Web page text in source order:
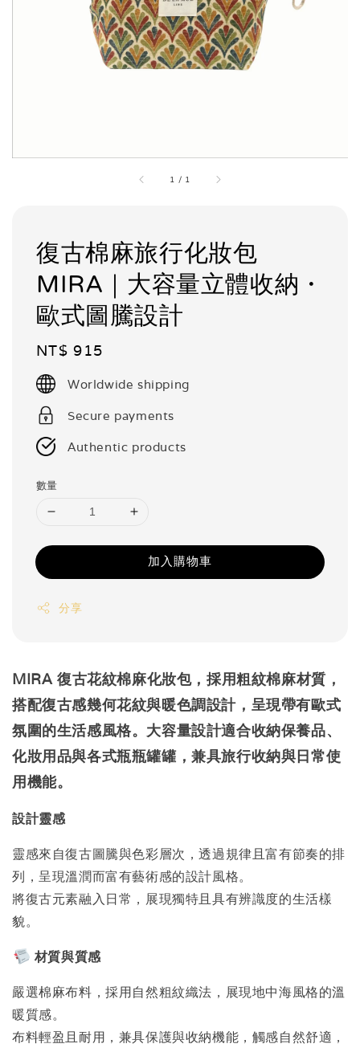
1 / 1
復古棉麻旅行化妝包
MIRA｜大容量立體收納・
歐式圖騰設計
Regular
price
NT$ 915
Worldwide shipping
Secure payments
Authentic products
數量
加入購物車
分享
MIRA 復古花紋棉麻化妝包，採用粗紋棉麻材質，
搭配復古感幾何花紋與暖色調設計，呈現帶有歐式
氛圍的生活感風格。大容量設計適合收納保養品、
化妝用品與各式瓶瓶罐罐，兼具旅行收納與日常使
用機能。
設計靈感
靈感來自復古圖騰與色彩層次，透過規律且富有節奏的排
列，呈現溫潤而富有藝術感的設計風格。
將復古元素融入日常，展現獨特且具有辨識度的生活樣
貌。
材質與質感
嚴選棉麻布料，採用自然粗紋織法，展現地中海風格的溫
暖質感。
布料輕盈且耐用，兼具保護與收納機能，觸感自然舒適，